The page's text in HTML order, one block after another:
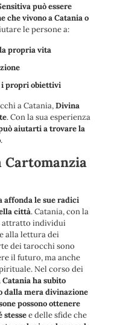
può essere
che vivono a Catania o
le persone a:
propria vita
i propri obiettivi
a Catania,Divina
. Con la sua esperienza
aiutarti a trovare la
.
Cartomanzia
affonda le sue radici
città. Catania, con la
attratto individui
alla lettura dei
dei tarocchi sono
il futuro, ma anche
Nel corso dei
ha subito
dalla mera divinazione
possono ottenere
stessee delle sfide che